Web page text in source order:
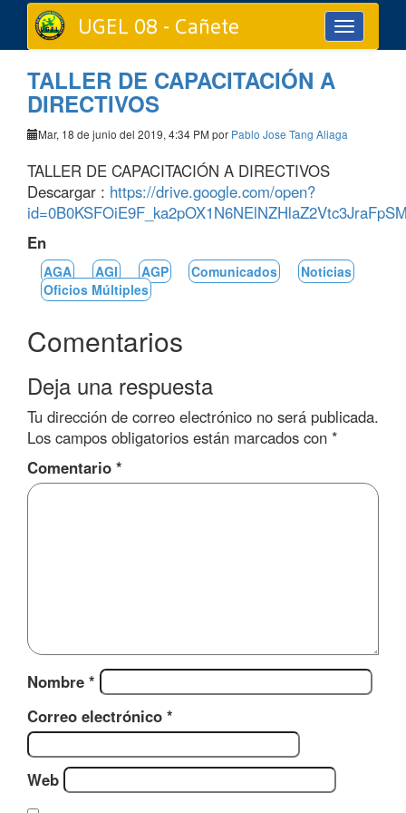
Toggle
navigation
UGEL 08 - Cañete
TALLER DE CAPACITACIÓN A
DIRECTIVOS
Mar, 18 de junio del 2019, 4:34 PM por Pablo Jose Tang Aliaga
TALLER DE CAPACITACIÓN A DIRECTIVOS
Descargar : https://drive.google.com/open?
En
AGA AGI AGP Comunicados
Noticias
Oficios Múltiples
Comentarios
Deja una respuesta
Tu dirección de correo electrónico no será publicada.
Los campos obligatorios están marcados con *
Comentario *
Nombre *
Correo electrónico *
Web